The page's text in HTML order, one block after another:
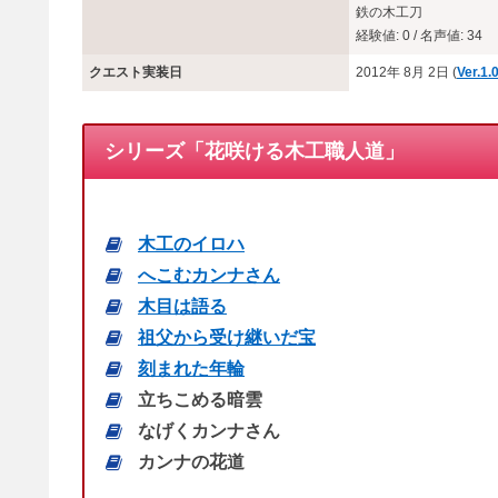
鉄の木工刀
経験値: 0 / 名声値: 34
クエスト実装日 2012年 8月 2日 (Ver.1.0
シリーズ「花咲ける木工職人道」
木工のイロハ
へこむカンナさん
木目は語る
祖父から受け継いだ宝
刻まれた年輪
立ちこめる暗雲
なげくカンナさん
カンナの花道